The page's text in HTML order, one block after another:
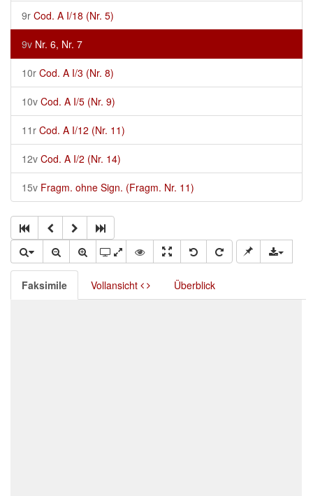
9r Cod. A I/18 (Nr. 5)
9v Nr. 6, Nr. 7
10r Cod. A I/3 (Nr. 8)
10v Cod. A I/5 (Nr. 9)
11r Cod. A I/12 (Nr. 11)
12v Cod. A I/2 (Nr. 14)
15v Fragm. ohne Sign. (Fragm. Nr. 11)
Faksimile Vollansicht Überblick